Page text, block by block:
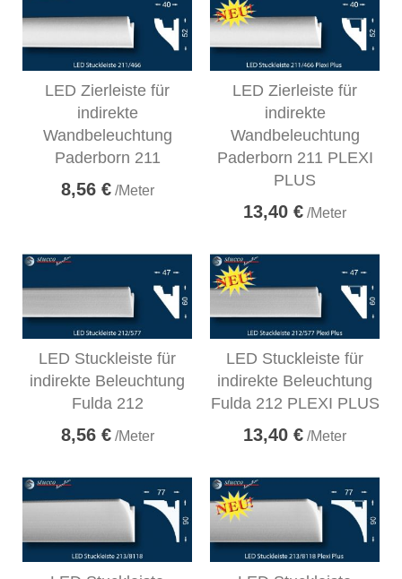
LED Zierleiste für
indirekte
Wandbeleuchtung
Paderborn 211
8,56 €/Meter
LED Zierleiste für
indirekte
Wandbeleuchtung
Paderborn 211 PLEXI
PLUS
13,40 € /Meter
LED Stuckleiste für
indirekte Beleuchtung
Fulda 212
8,56 €/Meter
LED Stuckleiste für
indirekte Beleuchtung
Fulda 212 PLEXI PLUS
13,40 € /Meter